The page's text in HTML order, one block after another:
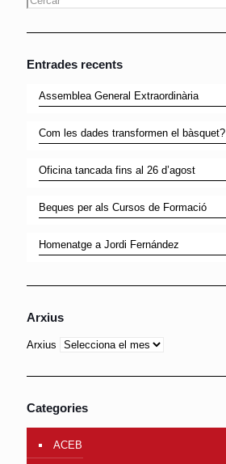
Entrades recents
Assemblea General Extraordinària
Com les dades transformen el bàsquet?
Oficina tancada fins al 26 d’agost
Beques per als Cursos de Formació
Homenatge a Jordi Fernández
Arxius
Arxius
Categories
ACEB